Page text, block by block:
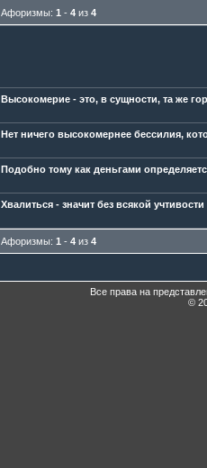
Афоризмы: 1 - 4 из 4
Высокомерие - это, в сущности, та же
Нет ничего высокомернее бессилия,
Подобно тому как деньгами
Хвалиться - значит без всякой
Афоризмы: 1 - 4 из 4
Все права на
©